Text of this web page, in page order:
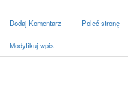
Dodaj Komentarz Poleć stronę
Modyfikuj wpis